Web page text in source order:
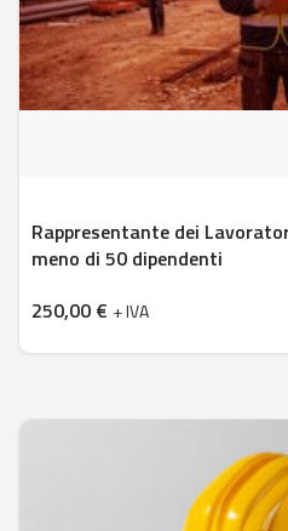
Rappresentante dei
meno di 50 dipendenti
250,00 € + IVA